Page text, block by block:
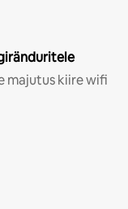
majutus kiire wifi